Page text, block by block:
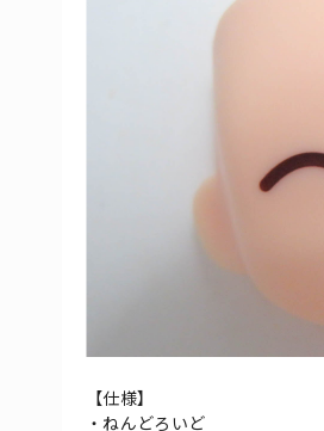
【仕様】
・ねんどろいど